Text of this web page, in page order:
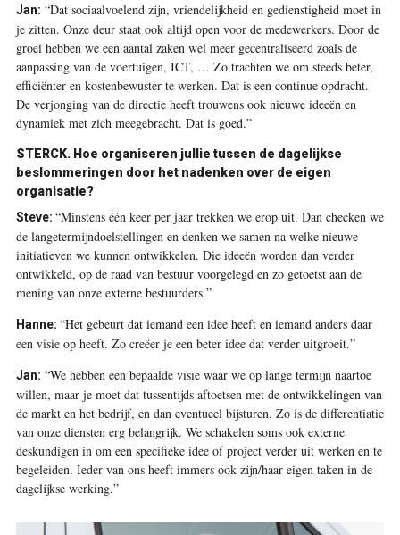
Jan: “Dat sociaalvoelend zijn, vriendelijkheid en gedienstigheid moet in
je zitten. Onze deur staat ook altijd open voor de medewerkers. Door de
groei hebben we een aantal zaken wel meer gecentraliseerd zoals de
aanpassing van de voertuigen, ICT, … Zo trachten we om steeds beter,
efficiënter en kostenbewuster te werken. Dat is een continue opdracht.
De verjonging van de directie heeft trouwens ook nieuwe ideeën en
dynamiek met zich meegebracht. Dat is goed.”
STERCK. Hoe organiseren jullie tussen de dagelijkse
beslommeringen door het nadenken over de eigen
organisatie?
Steve: “Minstens één keer per jaar trekken we erop uit. Dan checken we
de langetermijndoelstellingen en denken we samen na welke nieuwe
initi­atieven we kunnen ontwikkelen. Die ideeën worden dan verder
ontwikkeld, op de raad van bestuur voorgelegd en zo getoetst aan de
mening van onze externe bestuurders.”
Hanne: “Het gebeurt dat iemand een idee heeft en iemand anders daar
een visie op heeft. Zo creëer je een beter idee dat verder uitgroeit.”
Jan: “We hebben een bepaalde visie waarwe op lange termijn naartoe
willen, maar je moet dat tussentijds aftoetsen met de ontwikkelingen van
de markt en het bedrijf, en dan eventueel bijsturen. Zo is de differentiatie
van onze diensten erg belangrijk. We schakelen soms ook externe
deskundigen in om een specifieke idee of project verder uit werken en te
begeleiden. Ieder van ons heeft immers ook zijn/haar eigen taken in de
dagelijkse werking.”